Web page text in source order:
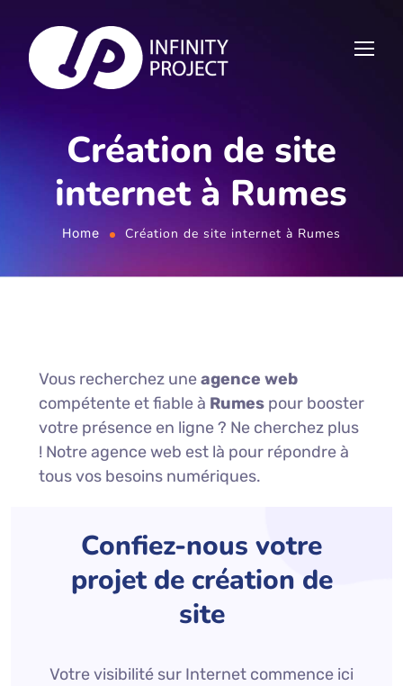
Création de site
internet à Rumes
Home Création de site internet à Rumes
Vous recherchez uneagence web
compétente et fiable à Rumes pour booster
votre présence en ligne ? Ne cherchez plus
! Notre agence web est là pour répondre à
tous vos besoins numériques.
Confiez-nous votre
projet de création de
site
Votre visibilité sur Internet commence ici